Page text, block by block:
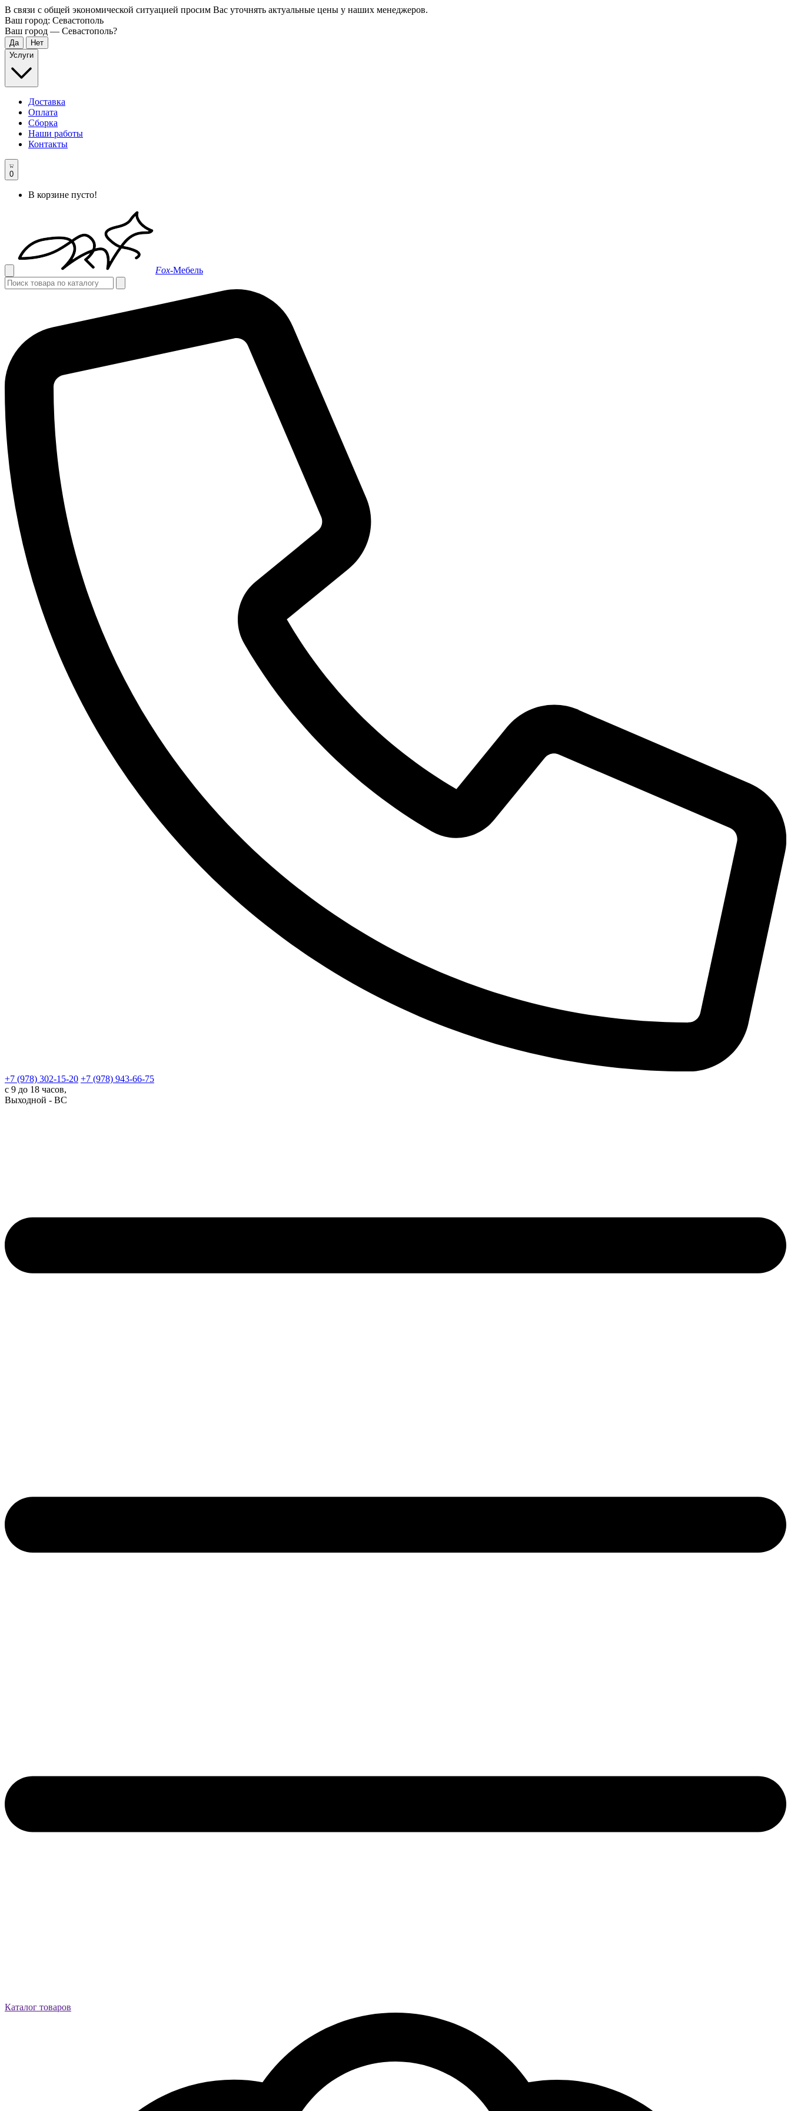
В связи с общей экономической ситуацией просим Вас уточнять актуальные цены у наших менеджеров.
Ваш город: Севастополь
Ваш город — Севастополь?
Услуги
Доставка
Оплата
Сборка
Наши работы
Контакты
0
В корзине пусто!
Fox-Мебель
+7 (978) 302-15-20 +7 (978) 943-66-75
с 9 до 18 часов,
Выходной - ВС
Каталог товаров